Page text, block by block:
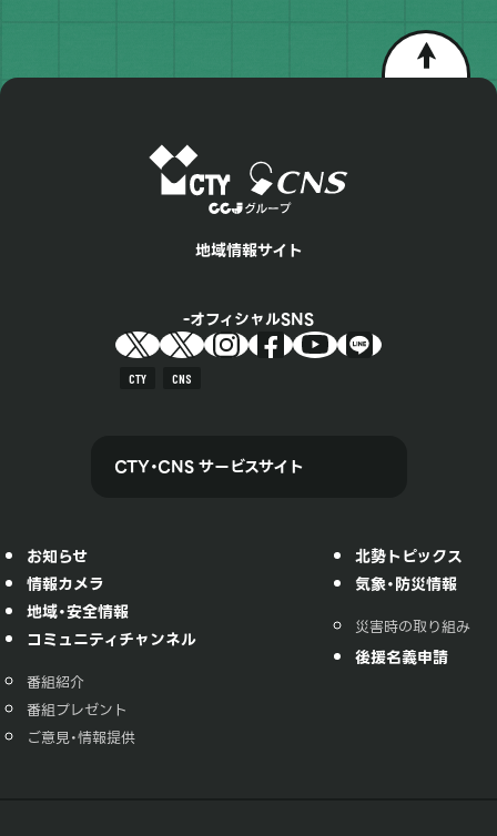
地域情報サイト
オフィシャルSNS
CTY CNS
CTY・CNS サービスサイト
お知らせ
情報カメラ
地域・安全情報
コミュニティチャンネル
番組紹介
番組プレゼント
ご意見・情報提供
北勢トピックス
気象・防災情報
災害時の取り組み
後援名義申請